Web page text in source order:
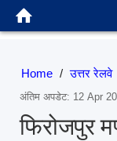
Home / उत्तर रेलवे
अंतिम अपडेट: 12 Apr
फिरोजपुर